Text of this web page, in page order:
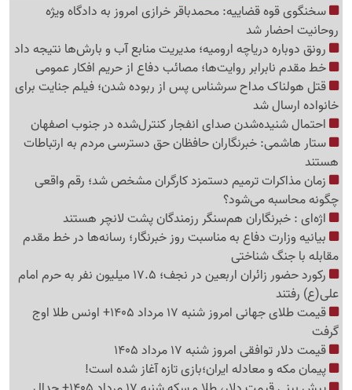
سخنگوی قوه قضاییه: محمدباقر خرازی امروز به دادگاه ویژه
روحانیت احضار شد
رونق دوباره دریاچه ارومیه؛ مدیریت منابع آب و بارش‌ها نتیجه داد
خط مقدم نابرابر روایت‌ها؛ مصائب دفاع از حریم افکار عمومی
قتل هولناک مداح سرشناس پس از ربوده شدن؛ فیلم جنایت برای
خانواده ارسال شد
احتمال شنیده‌شدن صدای انفجار کنترل‌شده در جنوب اصفهان
ستار هاشمی: خبرنگاران حافظان حق دسترسی مردم به ارتباطات
هستند
زمان مذاکرات ترمیم دستمزد کارگران مشخص شد؛ رقم واقعی
چگونه محاسبه می‌شود؟
اژه‌ای : خبرنگاران هم‌سنگر رزمندگان پشت لانچر هستند
بیانیه وزارت دفاع به مناسبت روز خبرنگار؛ رسانه‌ها در خط مقدم
مقابله با جنگ شناختی
رکورد حضور زائران اربعین در نجف؛ 17.5 میلیون نفر به حرم امام
علی(ع) رفتند
قیمت طلای جهانی امروز شنبه 17 مرداد 1405+ اونس طلا اوج
گرفت
قیمت دلار توافقی امروز شنبه 17 مرداد 1405
پیمان مکه و معادله ایران؛بازی تازه آغاز شده است!